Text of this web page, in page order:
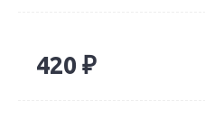
420 ₽